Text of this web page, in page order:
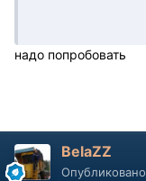
надо попробовать
BelaZZ
Опубликовано